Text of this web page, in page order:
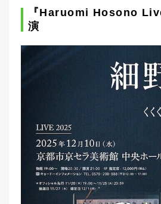
『Haruomi Hosono
演